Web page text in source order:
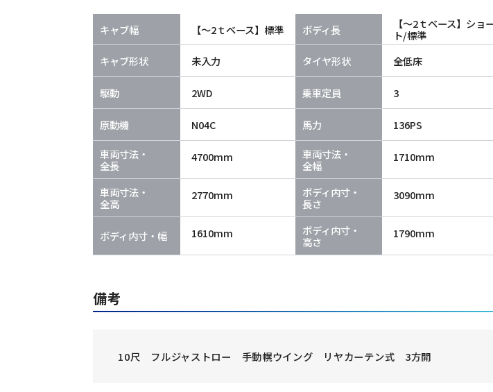
キャブ幅 【～2ｔベース】標準 ボディ長
【～2ｔベース】ショ
ト/標準
キャブ形状
未入力 タイヤ形状 全低床
駆動 2WD 乗車定員 3
原動機 N04C 馬力
136PS
車両寸法・
全長
4700mm
車両寸法・
全幅
1710mm
車両寸法・
全高
2770mm
ボディ内寸・
長さ
3090mm
ボディ内寸・幅 1610mm
ボディ内寸・
高さ
1790mm
備考
10尺 フルジャストロー 手動幌ウイング リヤカーテン式 3方開